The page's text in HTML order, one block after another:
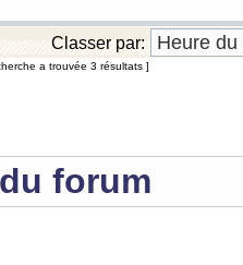
Classer par:
a trouvée 3 résultats ]
forum